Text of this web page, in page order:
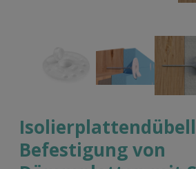
Befestigung von